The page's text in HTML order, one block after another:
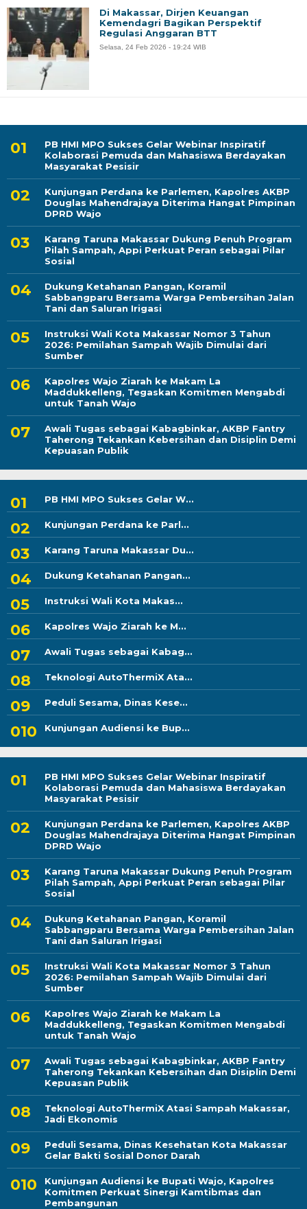
PB HMI MPO Sukses Gelar Webinar Inspiratif
Kolaborasi Pemuda dan Mahasiswa Berdayakan
Masyarakat Pesisir
Kunjungan Perdana ke Parlemen, Kapolres AKBP
Douglas Mahendrajaya Diterima Hangat Pimpinan
DPRD Wajo
Karang Taruna Makassar Dukung Penuh Program
Pilah Sampah, Appi Perkuat Peran sebagai Pilar
Sosial
Dukung Ketahanan Pangan, Koramil
Sabbangparu Bersama Warga Pembersihan Jalan
Tani dan Saluran Irigasi
Instruksi Wali Kota Makassar Nomor 3 Tahun
2026: Pemilahan Sampah Wajib Dimulai dari
Sumber
Kapolres Wajo Ziarah ke Makam La
Maddukkelleng, Tegaskan Komitmen Mengabdi
untuk Tanah Wajo
Awali Tugas sebagai Kabagbinkar, AKBP Fantry
Taherong Tekankan Kebersihan dan Disiplin Demi
Kepuasan Publik
PB HMI MPO Sukses Gelar W...
Kunjungan Perdana ke Parl...
Karang Taruna Makassar Du...
Dukung Ketahanan Pangan...
Instruksi Wali Kota Makas...
Kapolres Wajo Ziarah ke M...
Awali Tugas sebagai Kabag...
Teknologi AutoThermiX Ata...
Peduli Sesama, Dinas Kese...
Kunjungan Audiensi ke Bup...
Di Makassar, Dirjen Keuangan
Kemendagri Bagikan Perspektif
Regulasi Anggaran BTT
Selasa, 24 Feb 2026 - 19:24 WIB
PB HMI MPO Sukses Gelar Webinar Inspiratif
Kolaborasi Pemuda dan Mahasiswa Berdayakan
Masyarakat Pesisir
Kunjungan Perdana ke Parlemen, Kapolres AKBP
Douglas Mahendrajaya Diterima Hangat Pimpinan
DPRD Wajo
Karang Taruna Makassar Dukung Penuh Program
Pilah Sampah, Appi Perkuat Peran sebagai Pilar
Sosial
Dukung Ketahanan Pangan, Koramil
Sabbangparu Bersama Warga Pembersihan Jalan
Tani dan Saluran Irigasi
Instruksi Wali Kota Makassar Nomor 3 Tahun
2026: Pemilahan Sampah Wajib Dimulai dari
Sumber
Kapolres Wajo Ziarah ke Makam La
Maddukkelleng, Tegaskan Komitmen Mengabdi
untuk Tanah Wajo
Awali Tugas sebagai Kabagbinkar, AKBP Fantry
Taherong Tekankan Kebersihan dan Disiplin Demi
Kepuasan Publik
Teknologi AutoThermiX Atasi Sampah Makassar,
Jadi Ekonomis
Peduli Sesama, Dinas Kesehatan Kota Makassar
Gelar Bakti Sosial Donor Darah
Kunjungan Audiensi ke Bupati Wajo, Kapolres
Komitmen Perkuat Sinergi Kamtibmas dan
Pembangunan